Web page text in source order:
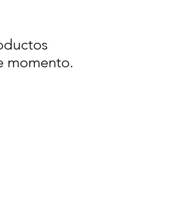
momento.